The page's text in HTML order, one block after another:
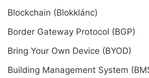
Blockchain (Blokklánc)
Border Gateway Protocol (BGP)
Bring Your Own Device (BYOD)
Building Management System